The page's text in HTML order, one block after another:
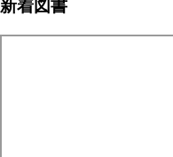
新着図書